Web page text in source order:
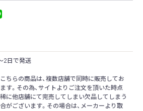
2日で発送
ちらの商品は、複数店舗で同時に販売してお
す。その為、サイトよりご注文を頂いた時点
に他店舗にて完売してしまい欠品してしまう
がございます。その場合は、メーカーより取